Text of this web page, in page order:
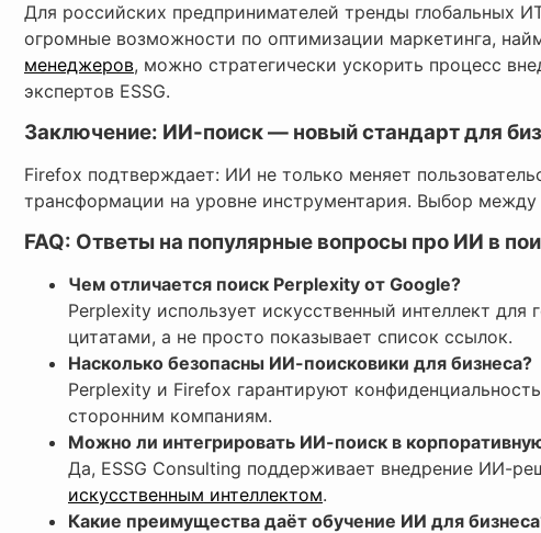
Для российских предпринимателей тренды глобальных
огромные возможности по оптимизации маркетинга,
менеджеров, можно стратегически ускорить процесс
экспертов ESSG.
Заключение: ИИ-поиск — новый стандарт для
Firefox подтверждает: ИИ не только меняет
трансформации на уровне инструментария. Выбор
FAQ: Ответы на популярные вопросы про ИИ в
Чем отличается поиск Perplexity от Google?
Perplexity использует искусственный интеллект для
цитатами, а не просто показывает список ссылок.
Насколько безопасны ИИ-поисковики для бизнеса?
Perplexity и Firefox гарантируют
сторонним компаниям.
Можно ли интегрировать ИИ-поиск в
Да, ESSG Consulting поддерживает внедрение ИИ-
искусственным интеллектом.
Какие преимущества даёт обучение ИИ для